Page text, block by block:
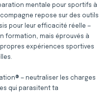
mentale pour sportifs à
repose sur des outils
pour leur efficacité réelle —
formation, mais éprouvés à
expériences sportives
— neutraliser les charges
qui parasitent ta